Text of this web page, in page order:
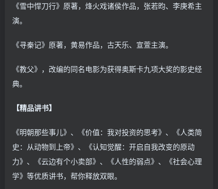
《雪中悍刀行》原著，烽火戏诸侯作品，张若昀、李庚希主
演。
《寻秦记》原著，黄易作品，古天乐、宣萱主演。
《教父》，改编的同名电影为获得奥斯卡九项大奖的影史经
典。
【精品讲书】
《明朝那些事儿》、《价值：我对投资的思考》、《人类简
史：从动物到上帝》、《认知觉醒：开启自我改变的原动
力》、《云边有个小卖部》、《人性的弱点》、《社会心理
学》等优质讲书，帮你释放双眼。